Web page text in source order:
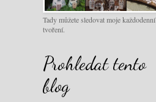
Tady můžete sledovat moje každodenní
tvoření.
Prohledat tento
blog